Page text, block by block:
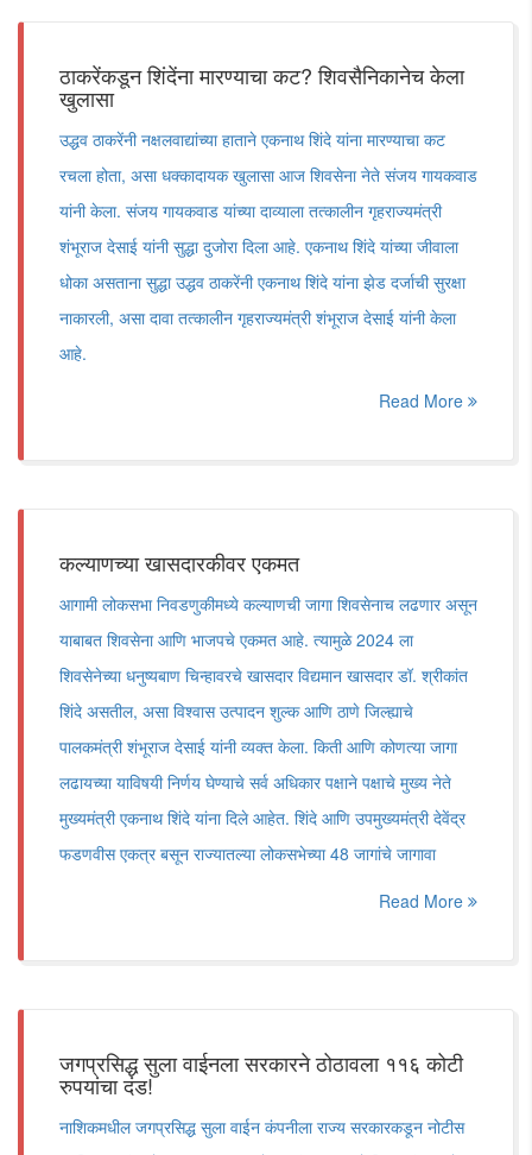
ठाकरेंकडून शिंदेंना मारण्याचा कट? शिवसैनिकानेच केला
खुलासा
उद्धव ठाकरेंनी नक्षलवाद्यांच्या हाताने एकनाथ शिंदे यांना मारण्याचा कट
रचला होता, असा धक्कादायक खुलासा आज शिवसेना नेते संजय गायकवाड
यांनी केला. संजय गायकवाड यांच्या दाव्याला तत्कालीन गृहराज्यमंत्री
शंभूराज देसाई यांनी सुद्धा दुजोरा दिला आहे. एकनाथ शिंदे यांच्या जीवाला
धोका असताना सुद्धा उद्धव ठाकरेंनी एकनाथ शिंदे यांना झेड दर्जाची सुरक्षा
नाकारली, असा दावा तत्कालीन गृहराज्यमंत्री शंभूराज देसाई यांनी केला
आहे.
Read More
कल्याणच्या खासदारकीवर एकमत
आगामी लोकसभा निवडणुकीमध्ये कल्याणची जागा शिवसेनाच लढणार असून
याबाबत शिवसेना आणि भाजपचे एकमत आहे. त्यामुळे 2024 ला
शिवसेनेच्या धनुष्यबाण चिन्हावरचे खासदार विद्यमान खासदार डॉ. श्रीकांत
शिंदे असतील, असा विश्वास उत्पादन शुल्क आणि ठाणे जिल्ह्याचे
पालकमंत्री शंभूराज देसाई यांनी व्यक्त केला. किती आणि कोणत्या जागा
लढायच्या याविषयी निर्णय घेण्याचे सर्व अधिकार पक्षाने पक्षाचे मुख्य नेते
मुख्यमंत्री एकनाथ शिंदे यांना दिले आहेत. शिंदे आणि उपमुख्यमंत्री देवेंद्र
फडणवीस एकत्र बसून राज्यातल्या लोकसभेच्या 48 जागांचे जागावा
Read More
जगप्रसिद्ध सुला वाईनला सरकारने ठोठावला ११६ कोटी
रुपयांचा दंड!
नाशिकमधील जगप्रसिद्ध सुला वाईन कंपनीला राज्य सरकारकडून नोटीस